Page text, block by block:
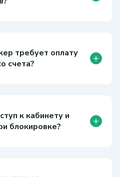
требует оплату
счета?
+
к кабинету и
блокировке?
+